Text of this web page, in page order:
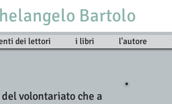
Bartolo
volontariato che a
dei lettori i libri l'autore